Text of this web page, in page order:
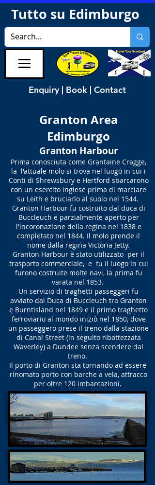
Tutto su Edimburgo
Enquiry | Book | Contact
Granton Area
Edimburgo
Granton Harbour
Prima conosciuta come Grantaine Cragge,
la l'attuale molo si trova nel luogo in cui i
Conti di Shrewsbury e Hertford sbarcarono
con un esercito inglese prima di marciare
su Leith e bruciarlo al suolo nel 1544.
Granton Harbour fu costruito dal duca di
Buccleuch e parzialmente aperto per
l'incoronazione della regina nel 1838 e
completato nel 1844. Il molo prende il
nome dalla regina Victoria Jetty.
Granton Harbour è stato utilizzato per il
trasporto commerciale, e fu il luogo in cui
furono costruite molte navi, la prima fu
varata nel 1853.
Un servizio di traghetti passeggeri fu
avviato dal Duca di Buccleuch tra Granton
e Burntisland nel 1849 e il primo traghetto
ferroviario al mondo iniziò nel 1850, dove
un passeggero prese il treno dalla stazione
di Canal Street (in seguito ribattezzata
Waverley) a Dundee senza scendere dal
treno.
Il porto di Granton sta tornando ad essere
rinomato porto con barche a vela, attracco
per oltre 120 imbarcazioni.